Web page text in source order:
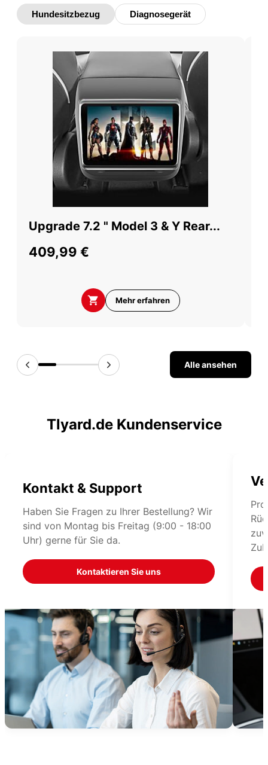
Hundesitzbezug Diagnosegerät
Upgrade 7.2 " Model 3 & Y Rear...
409,99 €
Mehr erfahren
Alle ansehen
Tlyard.de Kundenservice
Kontakt & Support
Haben Sie Fragen zu Ihrer Bestellung? Wir
sind von Montag bis Freitag (9:00 - 18:00
Uhr) gerne für Sie da.
Kontaktieren Sie uns